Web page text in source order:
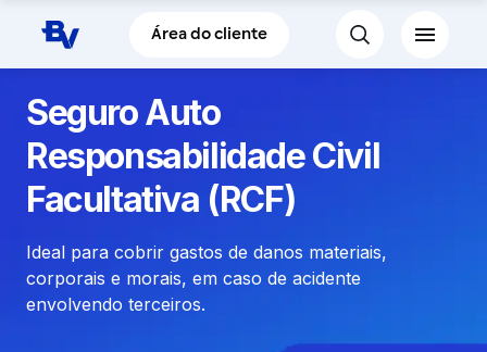
Pular para o Conteúdo principal
Área do cliente
Seguro Auto
Responsabilidade Civil
Facultativa (RCF)
Ideal para cobrir gastos de danos materiais,
corporais e morais, em caso de acidente
envolvendo terceiros.